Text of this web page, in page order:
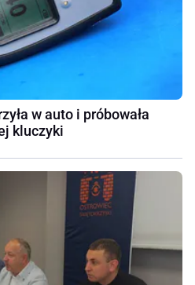
w auto i próbowała
kluczyki